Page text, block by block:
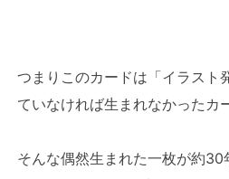
つまりこのカードは「イラスト
ていなければ生まれなかったカ
そんな偶然生まれた一枚が約30